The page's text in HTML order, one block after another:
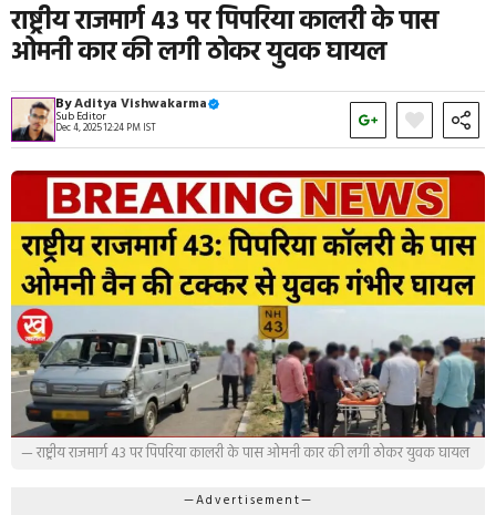
राष्ट्रीय राजमार्ग 43 पर पिपरिया कालरी के पास
ओमनी कार की लगी ठोकर युवक घायल
ByAditya Vishwakarma
Sub Editor
Dec 4, 2025 12:24 PM IST
— राष्ट्रीय राजमार्ग 43 पर पिपरिया कालरी के पास ओमनी कार की लगी ठोकर युवक घायल
—Advertisement—